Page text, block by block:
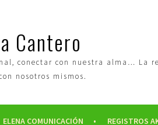
Cantero
conectar con nuestra alma… La
nosotros mismos.
ELENA COMUNICACIÓN REGISTROS